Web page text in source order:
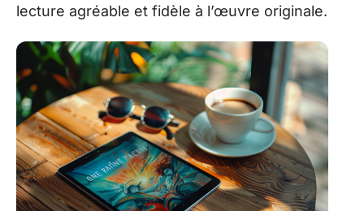
lecture agréable et fidèle à l’œuvre originale.